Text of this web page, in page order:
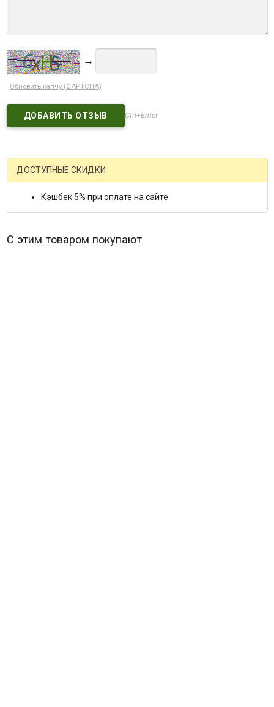
→
Обновить капчу (CAPTCHA)
Ctrl+Enter
ДОСТУПНЫЕ СКИДКИ
Кэшбек 5% при оплате на сайте
С этим товаром покупают